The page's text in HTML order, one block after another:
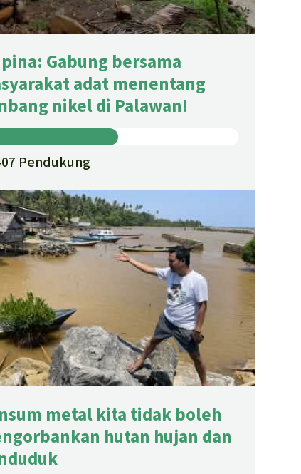
Gabung bersama
adat menentang
nikel di Palawan!
Pendukung
metal kita tidak boleh
hutan hujan dan